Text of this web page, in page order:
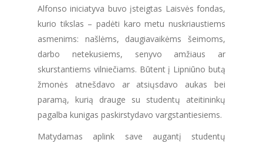
Alfonso iniciatyva buvo įsteigtas Laisvės fondas,
kurio tikslas – padėti karo metu nuskriaustiems
asmenims: našlėms, daugiavaikėms šeimoms,
darbo netekusiems, senyvo amžiaus ar
skurstantiems vilniečiams. Būtent į Lipniūno butą
žmonės atnešdavo ar atsiųsdavo aukas bei
paramą, kurią drauge su studentų ateitininkų
pagalba kunigas paskirstydavo vargstantiesiems.
Matydamas aplink save augantį studentų